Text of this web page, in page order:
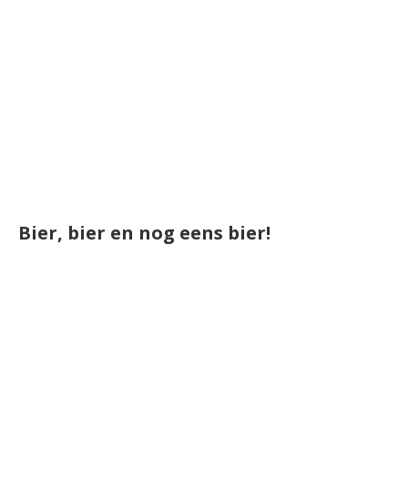
Bier, bier en nog eens bier!